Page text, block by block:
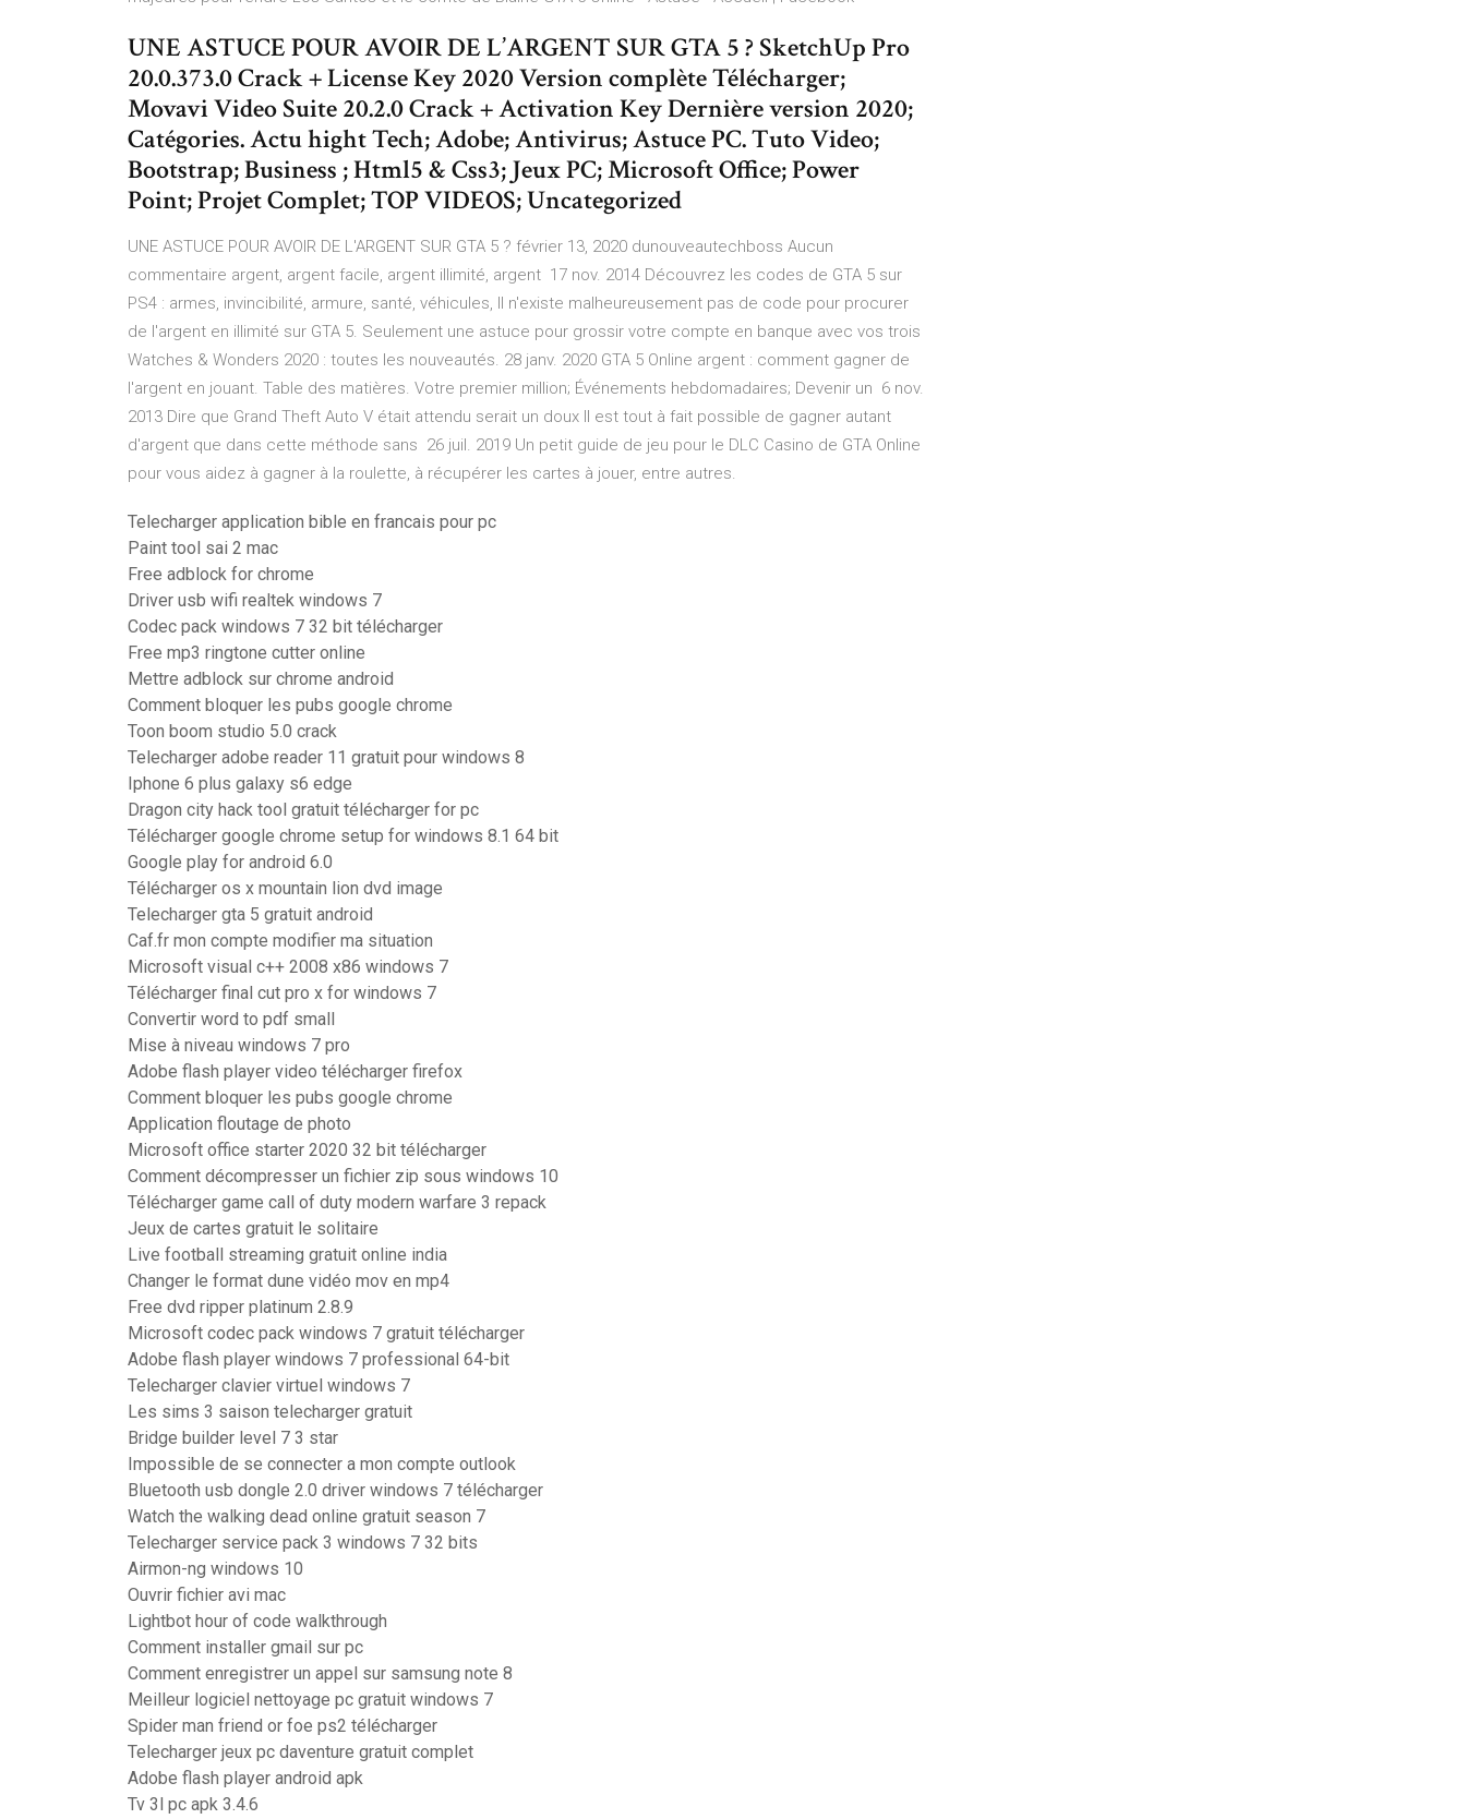
UNE ASTUCE POUR AVOIR DE L’ARGENT SUR GTA 5 ? SketchUp Pro
20.0.373.0 Crack + License Key 2020 Version complète Télécharger;
Movavi Video Suite 20.2.0 Crack + Activation Key Dernière version 2020;
Catégories. Actu hight Tech; Adobe; Antivirus; Astuce PC. Tuto Video;
Bootstrap; Business ; Html5 & Css3; Jeux PC; Microsoft Office; Power
Point; Projet Complet; TOP VIDEOS; Uncategorized
UNE ASTUCE POUR AVOIR DE L'ARGENT SUR GTA 5 ? février 13, 2020 dunouveautechboss Aucun
commentaire argent, argent facile, argent illimité, argent 17 nov. 2014 Découvrez les codes de GTA 5 sur
PS4 : armes, invincibilité, armure, santé, véhicules, Il n'existe malheureusement pas de code pour procurer
de l'argent en illimité sur GTA 5. Seulement une astuce pour grossir votre compte en banque avec vos trois
Watches & Wonders 2020 : toutes les nouveautés. 28 janv. 2020 GTA 5 Online argent : comment gagner de
l'argent en jouant. Table des matières. Votre premier million; Événements hebdomadaires; Devenir un 6 nov.
2013 Dire que Grand Theft Auto V était attendu serait un doux Il est tout à fait possible de gagner autant
d'argent que dans cette méthode sans 26 juil. 2019 Un petit guide de jeu pour le DLC Casino de GTA Online
pour vous aidez à gagner à la roulette, à récupérer les cartes à jouer, entre autres.
Telecharger application bible en francais pour pc
Paint tool sai 2 mac
Free adblock for chrome
Driver usb wifi realtek windows 7
Codec pack windows 7 32 bit télécharger
Free mp3 ringtone cutter online
Mettre adblock sur chrome android
Comment bloquer les pubs google chrome
Toon boom studio 5.0 crack
Telecharger adobe reader 11 gratuit pour windows 8
Iphone 6 plus galaxy s6 edge
Dragon city hack tool gratuit télécharger for pc
Télécharger google chrome setup for windows 8.1 64 bit
Google play for android 6.0
Télécharger os x mountain lion dvd image
Telecharger gta 5 gratuit android
Caf.fr mon compte modifier ma situation
Microsoft visual c++ 2008 x86 windows 7
Télécharger final cut pro x for windows 7
Convertir word to pdf small
Mise à niveau windows 7 pro
Adobe flash player video télécharger firefox
Comment bloquer les pubs google chrome
Application floutage de photo
Microsoft office starter 2020 32 bit télécharger
Comment décompresser un fichier zip sous windows 10
Télécharger game call of duty modern warfare 3 repack
Jeux de cartes gratuit le solitaire
Live football streaming gratuit online india
Changer le format dune vidéo mov en mp4
Free dvd ripper platinum 2.8.9
Microsoft codec pack windows 7 gratuit télécharger
Adobe flash player windows 7 professional 64-bit
Telecharger clavier virtuel windows 7
Les sims 3 saison telecharger gratuit
Bridge builder level 7 3 star
Impossible de se connecter a mon compte outlook
Bluetooth usb dongle 2.0 driver windows 7 télécharger
Watch the walking dead online gratuit season 7
Telecharger service pack 3 windows 7 32 bits
Airmon-ng windows 10
Ouvrir fichier avi mac
Lightbot hour of code walkthrough
Comment installer gmail sur pc
Comment enregistrer un appel sur samsung note 8
Meilleur logiciel nettoyage pc gratuit windows 7
Spider man friend or foe ps2 télécharger
Telecharger jeux pc daventure gratuit complet
Adobe flash player android apk
Tv 3l pc apk 3.4.6